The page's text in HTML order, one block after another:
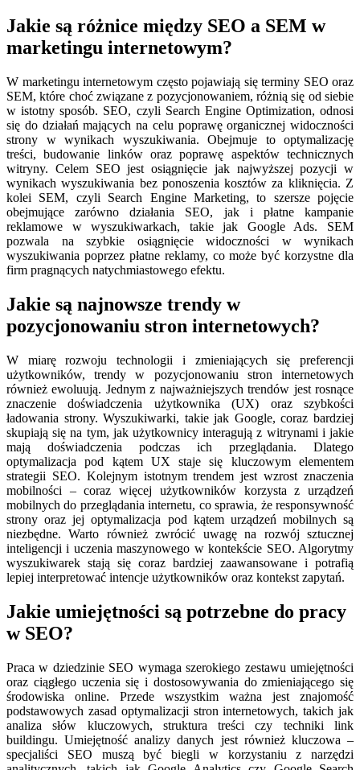
Jakie są różnice między SEO a SEM w
marketingu internetowym?
W marketingu internetowym często pojawiają się terminy SEO oraz
SEM, które choć związane z pozycjonowaniem, różnią się od siebie
w istotny sposób. SEO, czyli Search Engine Optimization, odnosi
się do działań mających na celu poprawę organicznej widoczności
strony w wynikach wyszukiwania. Obejmuje to optymalizację
treści, budowanie linków oraz poprawę aspektów technicznych
witryny. Celem SEO jest osiągnięcie jak najwyższej pozycji w
wynikach wyszukiwania bez ponoszenia kosztów za kliknięcia. Z
kolei SEM, czyli Search Engine Marketing, to szersze pojęcie
obejmujące zarówno działania SEO, jak i płatne kampanie
reklamowe w wyszukiwarkach, takie jak Google Ads. SEM
pozwala na szybkie osiągnięcie widoczności w wynikach
wyszukiwania poprzez płatne reklamy, co może być korzystne dla
firm pragnących natychmiastowego efektu.
Jakie są najnowsze trendy w
pozycjonowaniu stron internetowych?
W miarę rozwoju technologii i zmieniających się preferencji
użytkowników, trendy w pozycjonowaniu stron internetowych
również ewoluują. Jednym z najważniejszych trendów jest rosnące
znaczenie doświadczenia użytkownika (UX) oraz szybkości
ładowania strony. Wyszukiwarki, takie jak Google, coraz bardziej
skupiają się na tym, jak użytkownicy interagują z witrynami i jakie
mają doświadczenia podczas ich przeglądania. Dlatego
optymalizacja pod kątem UX staje się kluczowym elementem
strategii SEO. Kolejnym istotnym trendem jest wzrost znaczenia
mobilności – coraz więcej użytkowników korzysta z urządzeń
mobilnych do przeglądania internetu, co sprawia, że responsywność
strony oraz jej optymalizacja pod kątem urządzeń mobilnych są
niezbędne. Warto również zwrócić uwagę na rozwój sztucznej
inteligencji i uczenia maszynowego w kontekście SEO. Algorytmy
wyszukiwarek stają się coraz bardziej zaawansowane i potrafią
lepiej interpretować intencje użytkowników oraz kontekst zapytań.
Jakie umiejętności są potrzebne do pracy
w SEO?
Praca w dziedzinie SEO wymaga szerokiego zestawu umiejętności
oraz ciągłego uczenia się i dostosowywania do zmieniającego się
środowiska online. Przede wszystkim ważna jest znajomość
podstawowych zasad optymalizacji stron internetowych, takich jak
analiza słów kluczowych, struktura treści czy techniki link
buildingu. Umiejętność analizy danych jest również kluczowa –
specjaliści SEO muszą być biegli w korzystaniu z narzędzi